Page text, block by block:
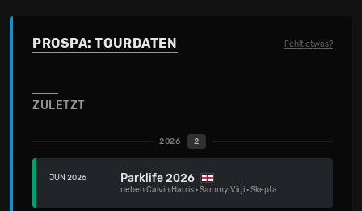
PROSPA: TOURDATEN Fehlt etwas?
ZULETZT
2026 2
JUN 2026 Parklife 2026
nebenCalvin Harris·Sammy Virji·Skepta